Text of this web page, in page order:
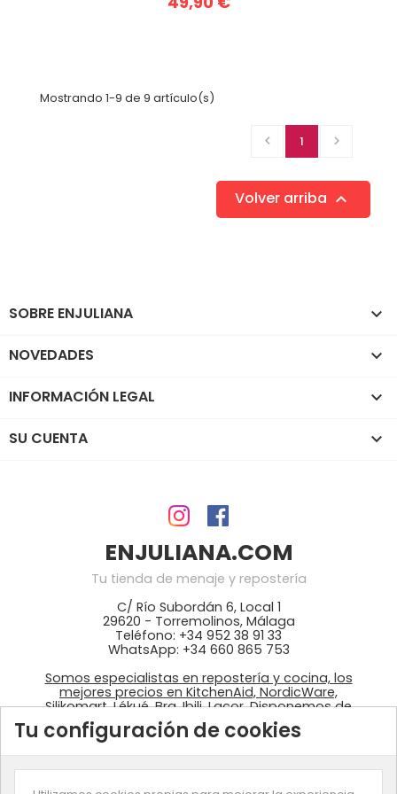
Mostrando 1-9 de 9 artículo(s)
 1 
Volver arriba 
SOBRE ENJULIANA 
NOVEDADES 
INFORMACIÓN LEGAL 
SU CUENTA 
ENJULIANA.COM
Tu tienda de menaje y repostería
C/ Río Subordán 6, Local 1
29620 - Torremolinos, Málaga
Teléfono: +34 952 38 91 33
WhatsApp: +34 660 865 753
Somos especialistas en repostería y cocina, los
mejores precios en KitchenAid, NordicWare,
Silikomart, Lékué, Bra, Ibili, Lacor. Disponemos de
ingredientes: colorantes Wilton, fondant
azucrén, pastas de Sosa, …
Tu configuración de cookies